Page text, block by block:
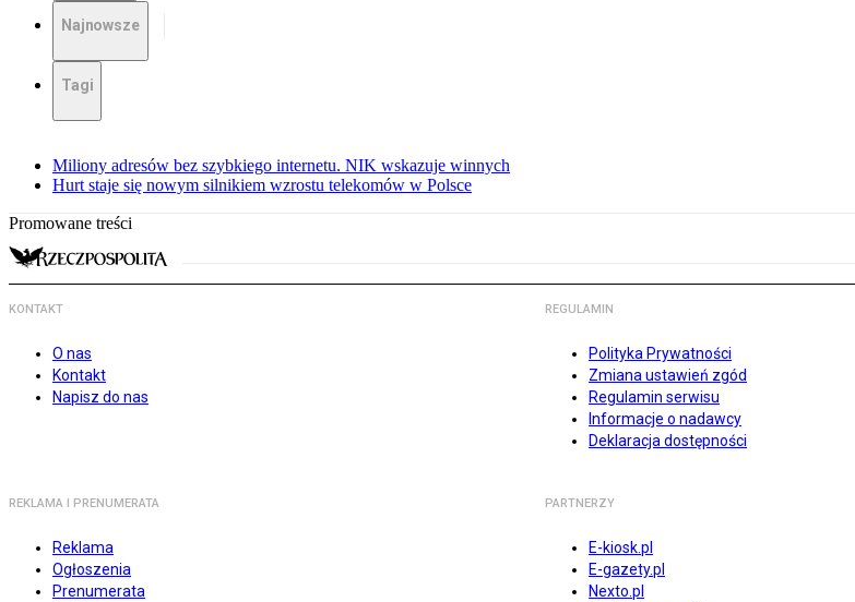
Najnowsze
Tagi
Miliony adresów bez szybkiego internetu. NIK wskazuje winnych
Hurt staje się nowym silnikiem wzrostu telekomów w Polsce
Promowane treści
KONTAKT
O nas
Kontakt
Napisz do nas
REGULAMIN
Polityka Prywatności
Zmiana ustawień zgód
Regulamin serwisu
Informacje o nadawcy
Deklaracja dostępności
REKLAMA I PRENUMERATA
Reklama
Ogłoszenia
Prenumerata
PARTNERZY
E-kiosk.pl
E-gazety.pl
Nexto.pl